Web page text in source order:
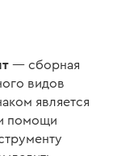
— сборная
видов
является
помощи